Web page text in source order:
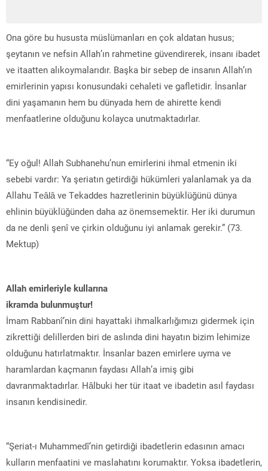
Ona göre bu hususta müslümanları en çok aldatan husus;
şeytanın ve nefsin Allah’ın rahmetine güvendirerek, insanı ibadet
ve itaatten alıkoymalarıdır. Başka bir sebep de insanın Allah’ın
emirlerinin yapısı konusundaki cehaleti ve gafletidir. İnsanlar
dini yaşamanın hem bu dünyada hem de ahirette kendi
menfaatlerine olduğunu kolayca unutmaktadırlar.
“Ey oğul! Allah Subhanehu’nun emirlerini ihmal etmenin iki
sebebi vardır: Ya şeriatın getirdiği hükümleri yalanlamak ya da
Allahu Teâlâ ve Tekaddes hazretlerinin büyüklüğünü dünya
ehlinin büyüklüğünden daha az önemsemektir. Her iki durumun
da ne denli şenî ve çirkin olduğunu iyi anlamak gerekir.” (73.
Mektup)
Allah emirleriyle kullarına
ikramda bulunmuştur!
İmam Rabbanî’nin dini hayattaki ihmalkarlığımızı gidermek için
zikrettiği delillerden biri de aslında dini hayatın bizim lehimize
olduğunu hatırlatmaktır. İnsanlar bazen emirlere uyma ve
haramlardan kaçmanın faydası Allah’a imiş gibi
davranmaktadırlar. Hâlbuki her tür itaat ve ibadetin asıl faydası
insanın kendisinedir.
“Şeriat-ı Muhammedî’nin getirdiği ibadetlerin edasının amacı
kulların menfaatini ve maslahatını korumaktır. Yoksa ibadetlerin,